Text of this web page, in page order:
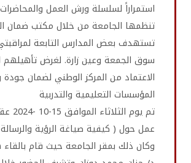
استمراراً لسلسلة ورش العمل
تنظمها الجامعة من خلال مكتب ضمان
تستهدف بعض المدارس التابعة
سوق الجمعة وعين زارة. لغرض
الاعتماد من المركز الوطني لضمان جودة
المؤسسات التعليمية والتدربية
تم يوم
عمل حول ( كيفية صياغة الرؤية
وكان ذلك بمقر الجامعة حيث قام